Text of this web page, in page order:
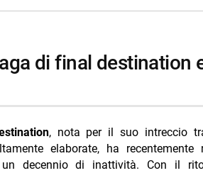
in final destination 7
, nota per il suo intreccio
elaborate, ha recentemente
un decennio di inattività. Con il